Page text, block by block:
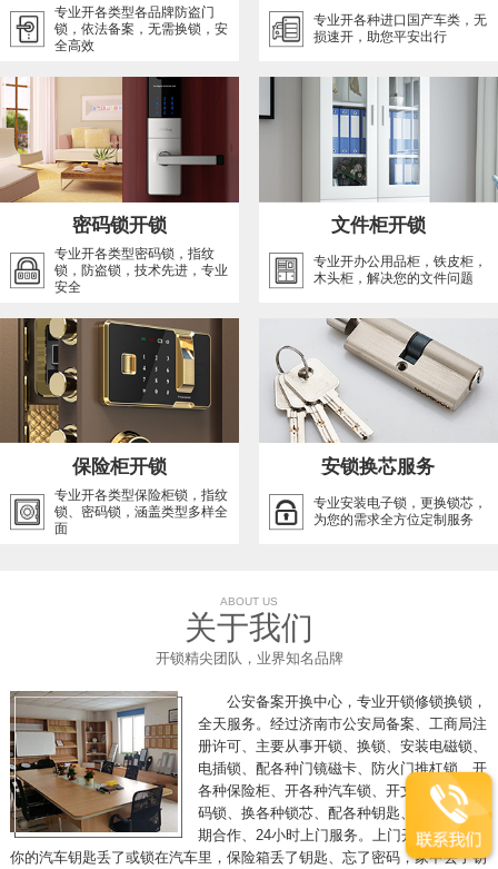
专业开各类型各品牌防盗门
锁，依法备案，无需换锁，安
全高效
专业开各种进口国产车类，无
损速开，助您平安出行
密码锁开锁
专业开各类型密码锁，指纹
锁，防盗锁，技术先进，专业
安全
文件柜开锁
专业开办公用品柜，铁皮柜，
木头柜，解决您的文件问题
保险柜开锁
专业开各类型保险柜锁，指纹
锁、密码锁，涵盖类型多样全
面
安锁换芯服务
专业安装电子锁，更换锁芯，
为您的需求全方位定制服务
ABOUT US
关于我们
开锁精尖团队，业界知名品牌
公安备案开换中心，专业开锁修锁换锁，
全天服务。经过济南市公安局备案、工商局注
册许可、主要从事开锁、换锁、安装电磁锁、
电插锁、配各种门镜磁卡、防火门推杠锁、开
各种保险柜、开各种汽车锁、开文件柜、开密
码锁、换各种锁芯、配各种钥匙、各单位可长
期合作、24小时上门服务。上门开锁，假如
你的汽车钥匙丢了或锁在汽车里，保险箱丢了钥匙、忘了密码，家中丢了钥